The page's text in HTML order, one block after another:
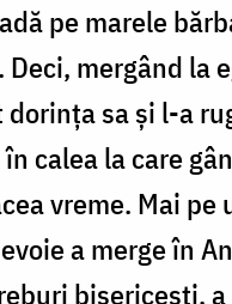
pe marele
mergând la
dorința sa și l-a
calea la care
vreme. Mai pe
a merge în
bisericești,